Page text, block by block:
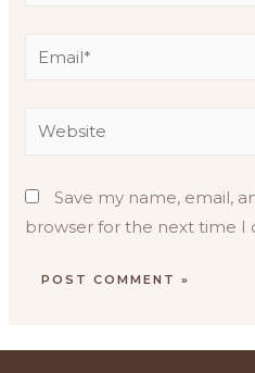
Save my name, email,
browser for the next time I